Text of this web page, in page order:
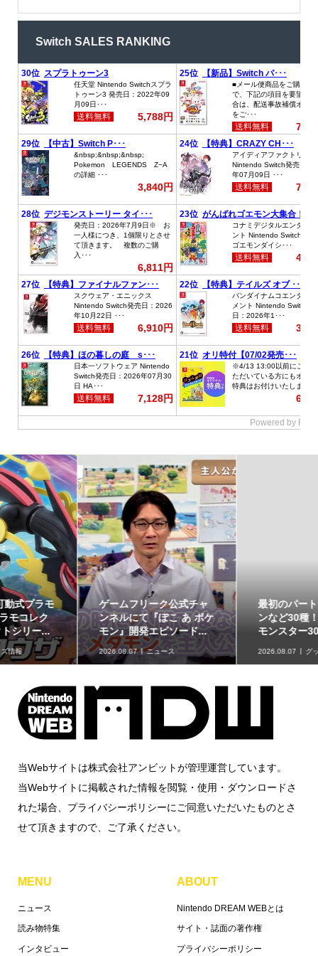
Switch SALES RANKING
最初のパートナーポケモ
ンなど30種！「ポケット
モンスター30周年 ミニ...
2026.08.07 グッズ情報
ポケモンの姿のソフビ貯
金箱「ポケモンコインバ
ンク」に、ゲンガーな...
2026.08.07 グッズ情報
当Webサイトは株式会社アンビットが管理運営しています。
当Webサイトに掲載された情報を閲覧・使用・ダウンロードさ
れた場合、プライバシーポリシーにご同意いただいたものとさ
せて頂きますので、ご了承ください。
MENU
ニュース
読み物特集
インタビュー
ABOUT
Nintendo DREAM WEBとは
サイト・誌面の著作権
プライバシーポリシー